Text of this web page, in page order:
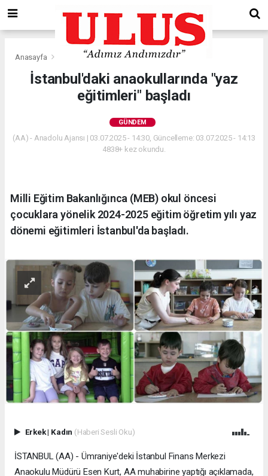
Anasayfa Gündem
İstanbul'daki anaokullarında "yaz
eğitimleri" başladı
GÜNDEM
(AA) - Anadolu Ajansı | 03.07.2025 - 14:30, Güncelleme: 03.07.2025 - 14:13
4838+ kez okundu.
Milli Eğitim Bakanlığınca (MEB) okul öncesi
çocuklara yönelik 2024-2025 eğitim öğretim yılı yaz
dönemi eğitimleri İstanbul'da başladı.
Erkek| Kadın (Haberi Sesli Oku)
İSTANBUL (AA) - Ümraniye'deki İstanbul Finans Merkezi
Anaokulu Müdürü Esen Kurt, AA muhabirine yaptığı açıklamada,